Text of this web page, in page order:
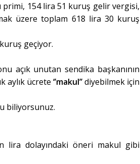
154 lira 51 kuruş gelir vergisi,
üzere toplam 618 lira 30 kuruş
geçiyor.
açık unutan sendika başkanının
aylık ücrete ‘’makul’’diyebilmek için
biliyorsunuz.
lira dolayındaki öneri makul gibi